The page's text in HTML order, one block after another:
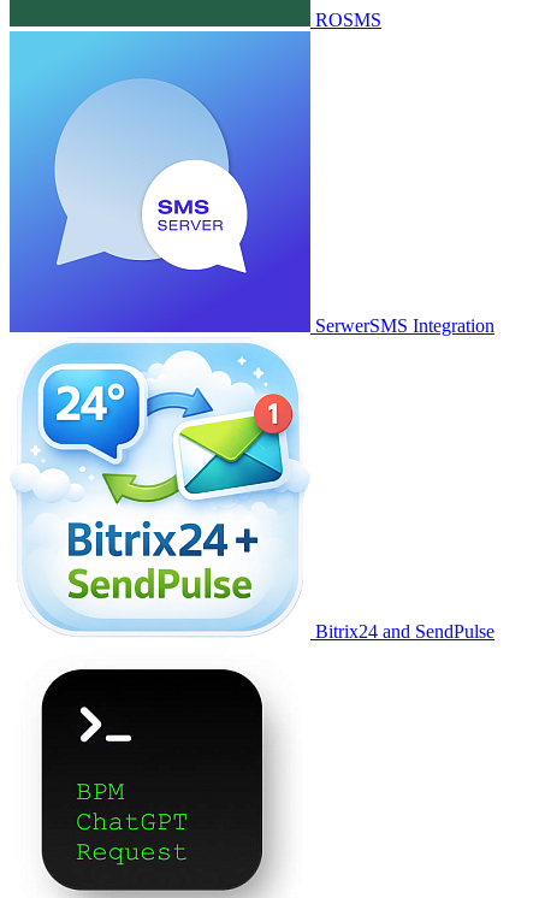
ROSMS
SerwerSMS Integration
Bitrix24 and SendPulse